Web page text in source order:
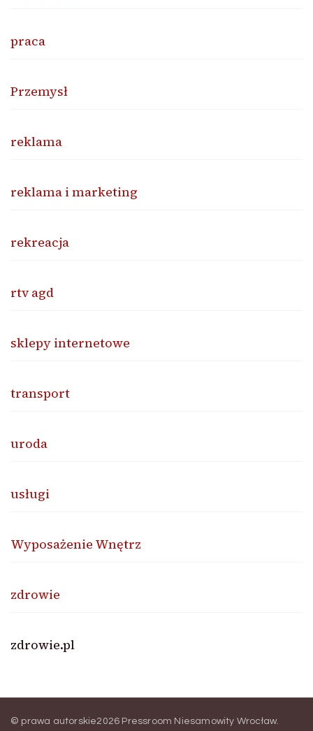
praca
Przemysł
reklama
reklama i marketing
rekreacja
rtv agd
sklepy internetowe
transport
uroda
usługi
Wyposażenie Wnętrz
zdrowie
zdrowie.pl
© prawa autorskie2026 Pressroom Niesamowity Wrocław.